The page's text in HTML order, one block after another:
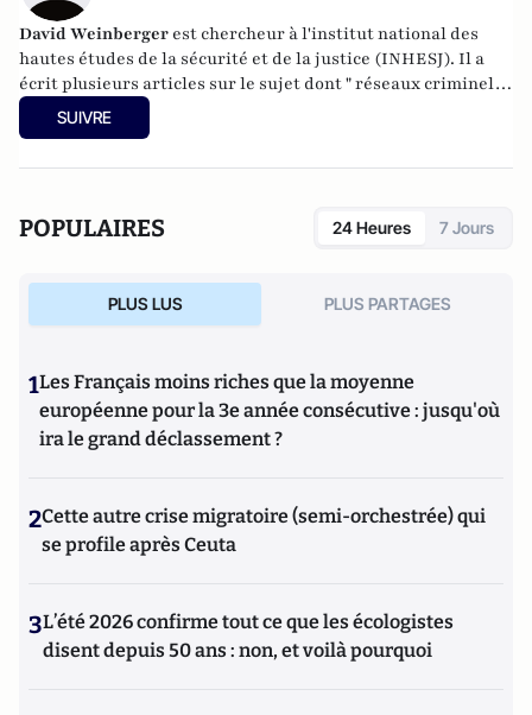
David Weinberger est chercheur à l'institut national des
hautes études de la sécurité et de la justice (INHESJ). Il a
écrit plusieurs articles sur le sujet dont "réseaux criminels
et cannabis : Indoor en Europe : maintenant la France ?
une étude sur les "
SUIVRE
POPULAIRES 24 Heures 7 Jours
PLUS LUS PLUS PARTAGES
1Les Français moins riches que la moyenne
européenne pour la 3e année consécutive : jusqu'où
ira le grand déclassement ?
2Cette autre crise migratoire (semi-orchestrée) qui
se profile après Ceuta
3L’été 2026 confirme tout ce que les écologistes
disent depuis 50 ans : non, et voilà pourquoi